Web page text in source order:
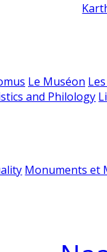
Le Muséon
and Philology
Monuments et